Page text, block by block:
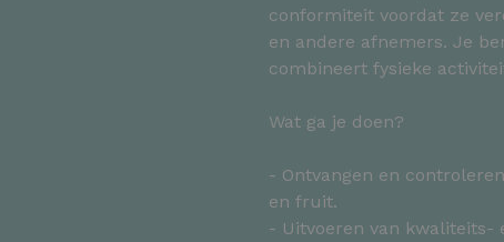
conformiteit voordat ze
en andere afnemers. Je
combineert fysieke
Wat ga je doen?
- Ontvangen en
en fruit.
- Uitvoeren van kwaliteits-